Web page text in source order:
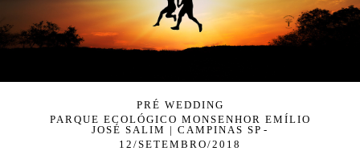
PRÉ WEDDING
PARQUE ECOLÓGICO MONSENHOR EMÍLIO
JOSÉ SALIM | CAMPINAS SP
12/SETEMBRO/2018